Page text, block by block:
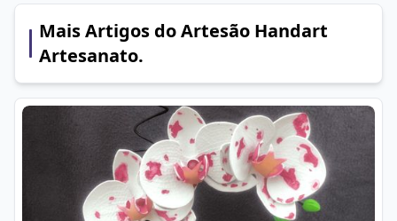
Mais Artigos do Artesão Handart
Artesanato.